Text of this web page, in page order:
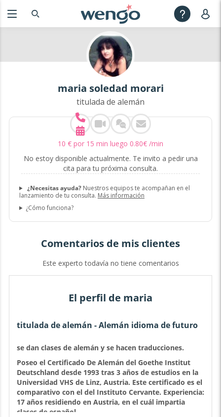
maria soledad morari
titulada de alemán
10 € por 15 min luego 0.80€ /min
No estoy disponible actualmente. Te invito a pedir una
cita para tu próxima consulta.
¿Necesitas ayuda?Nuestros equipos te acompañan en el
lanzamiento de tu consulta. Más información
¿Cómo funciona?
Comentarios de mis clientes
Este experto todavía no tiene comentarios
El perfil de maria
titulada de alemán - Alemán idioma de futuro
se dan clases de alemán y se hacen traducciones.
Poseo el Certificado De Alemán del Goethe Institut
Deutschland desde 1993 tras 3 años de estudios en la
Universidad VHS de Linz, Austria. Este certificado es el
comparativo con el del Instituto Cervante. Experiencia:
17 años residiendo en Austria, en el cuál impartia
clases de español.